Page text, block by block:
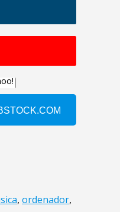
, ordenador,